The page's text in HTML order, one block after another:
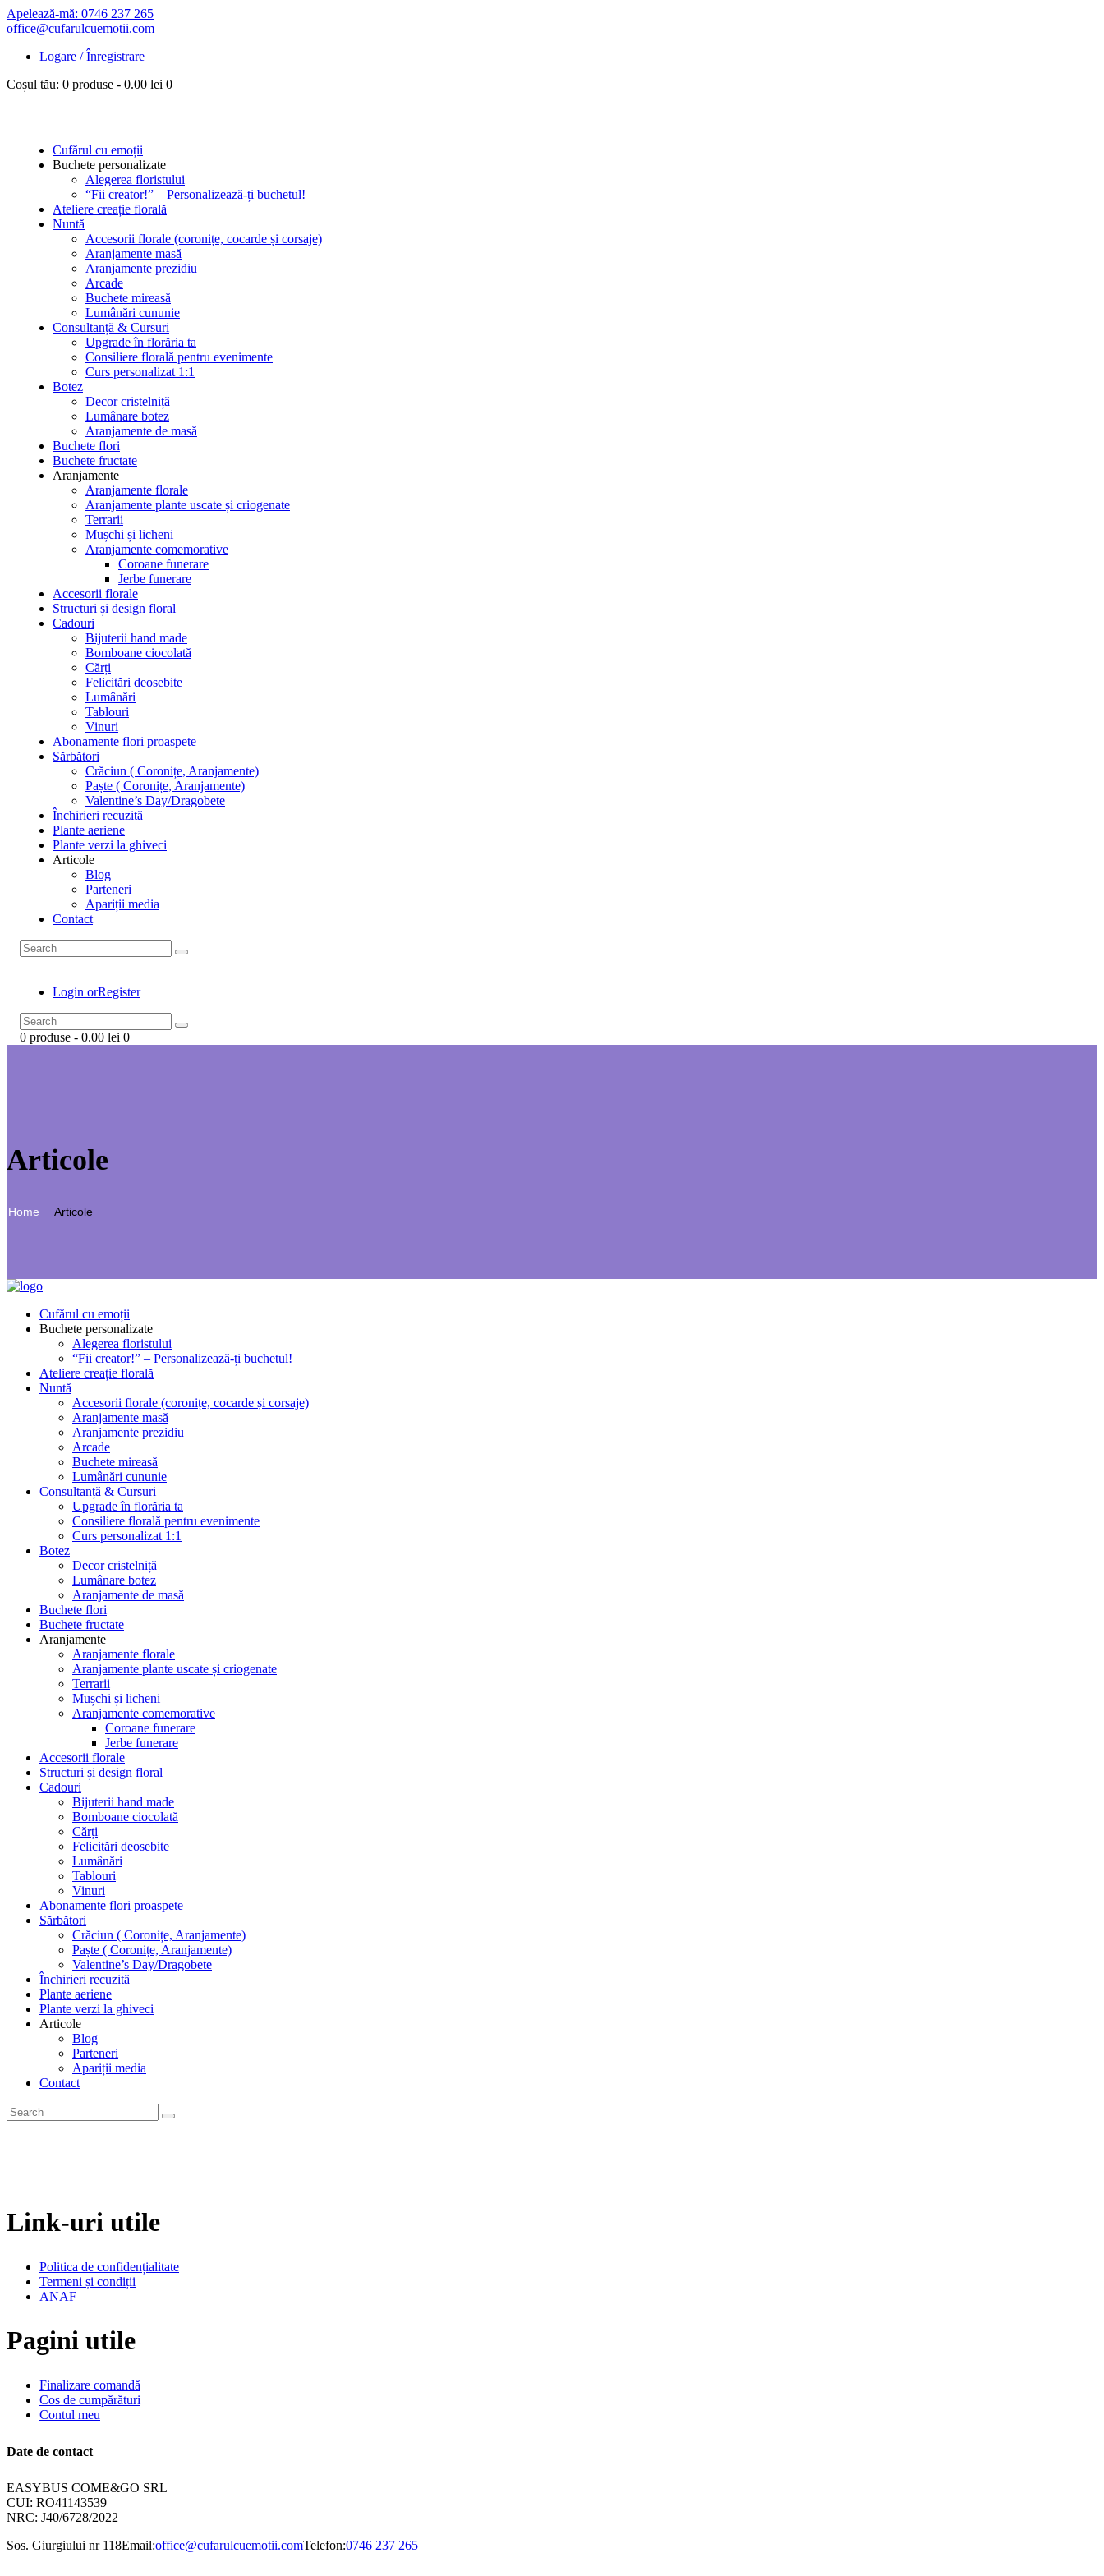
Apelează-mă: 0746 237 265
office@cufarulcuemotii.com
Logare / Înregistrare
Coșul tău: 0 produse - 0.00 lei 0
Cufărul cu emoții
Buchete personalizate
Alegerea floristului
“Fii creator!” – Personalizează-ți buchetul!
Ateliere creație florală
Nuntă
Accesorii florale (coronițe, cocarde și corsaje)
Aranjamente masă
Aranjamente prezidiu
Arcade
Buchete mireasă
Lumânări cununie
Consultanță & Cursuri
Upgrade în florăria ta
Consiliere florală pentru evenimente
Curs personalizat 1:1
Botez
Decor cristelniță
Lumânare botez
Aranjamente de masă
Buchete flori
Buchete fructate
Aranjamente
Aranjamente florale
Aranjamente plante uscate și criogenate
Terrarii
Mușchi și licheni
Aranjamente comemorative
Coroane funerare
Jerbe funerare
Accesorii florale
Structuri și design floral
Cadouri
Bijuterii hand made
Bomboane ciocolată
Cărți
Felicitări deosebite
Lumânări
Tablouri
Vinuri
Abonamente flori proaspete
Sărbători
Crăciun ( Coronițe, Aranjamente)
Paște ( Coronițe, Aranjamente)
Valentine’s Day/Dragobete
Închirieri recuzită
Plante aeriene
Plante verzi la ghiveci
Articole
Blog
Parteneri
Apariții media
Contact
Login orRegister
0 produse - 0.00 lei 0
Articole
Home Articole
Cufărul cu emoții
Buchete personalizate
Alegerea floristului
“Fii creator!” – Personalizează-ți buchetul!
Ateliere creație florală
Nuntă
Accesorii florale (coronițe, cocarde și corsaje)
Aranjamente masă
Aranjamente prezidiu
Arcade
Buchete mireasă
Lumânări cununie
Consultanță & Cursuri
Upgrade în florăria ta
Consiliere florală pentru evenimente
Curs personalizat 1:1
Botez
Decor cristelniță
Lumânare botez
Aranjamente de masă
Buchete flori
Buchete fructate
Aranjamente
Aranjamente florale
Aranjamente plante uscate și criogenate
Terrarii
Mușchi și licheni
Aranjamente comemorative
Coroane funerare
Jerbe funerare
Accesorii florale
Structuri și design floral
Cadouri
Bijuterii hand made
Bomboane ciocolată
Cărți
Felicitări deosebite
Lumânări
Tablouri
Vinuri
Abonamente flori proaspete
Sărbători
Crăciun ( Coronițe, Aranjamente)
Paște ( Coronițe, Aranjamente)
Valentine’s Day/Dragobete
Închirieri recuzită
Plante aeriene
Plante verzi la ghiveci
Articole
Blog
Parteneri
Apariții media
Contact
Link-uri utile
Politica de confidențialitate
Termeni și condiții
ANAF
Pagini utile
Finalizare comandă
Cos de cumpărături
Contul meu
Date de contact
EASYBUS COME&GO SRL
CUI: RO41143539
NRC: J40/6728/2022
Sos. Giurgiului nr 118Email:office@cufarulcuemotii.comTelefon:0746 237 265